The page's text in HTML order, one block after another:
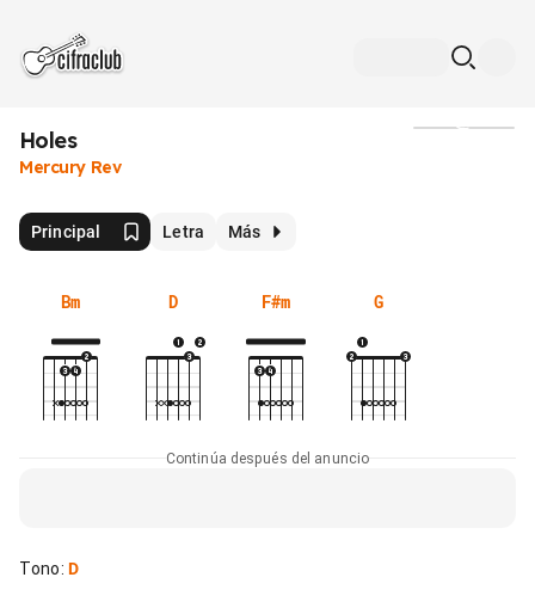
Holes
Mercury Rev
Principal Letra Más
Bm D F#m G
Continúa después del anuncio
Tono: D